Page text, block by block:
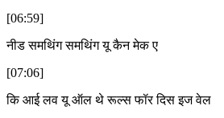
[06:59]
नीड समथिंग समथिंग यू कैन मेक ए
[07:06]
कि आई लव यू ऑल थे रूल्स फॉर दिस इज वेल